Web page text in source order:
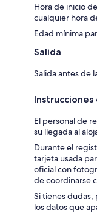
Hora de inicio
cualquier hora
Edad mínima
Salida
Salida antes de
El personal de
su llegada al
Durante el
tarjeta usada
oficial con
de coordinarse
Si tienes dudas,
los datos que